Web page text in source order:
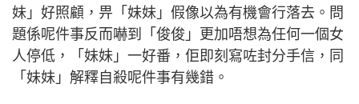
妹」好照顧，畀「妹妹」假像以為有機會行落去。問
題係呢件事反而嚇到「俊俊」更加唔想為任何一個女
人停低，「妹妹」一好番，佢即刻寫咗封分手信，同
「妹妹」解釋自殺呢件事有幾錯。